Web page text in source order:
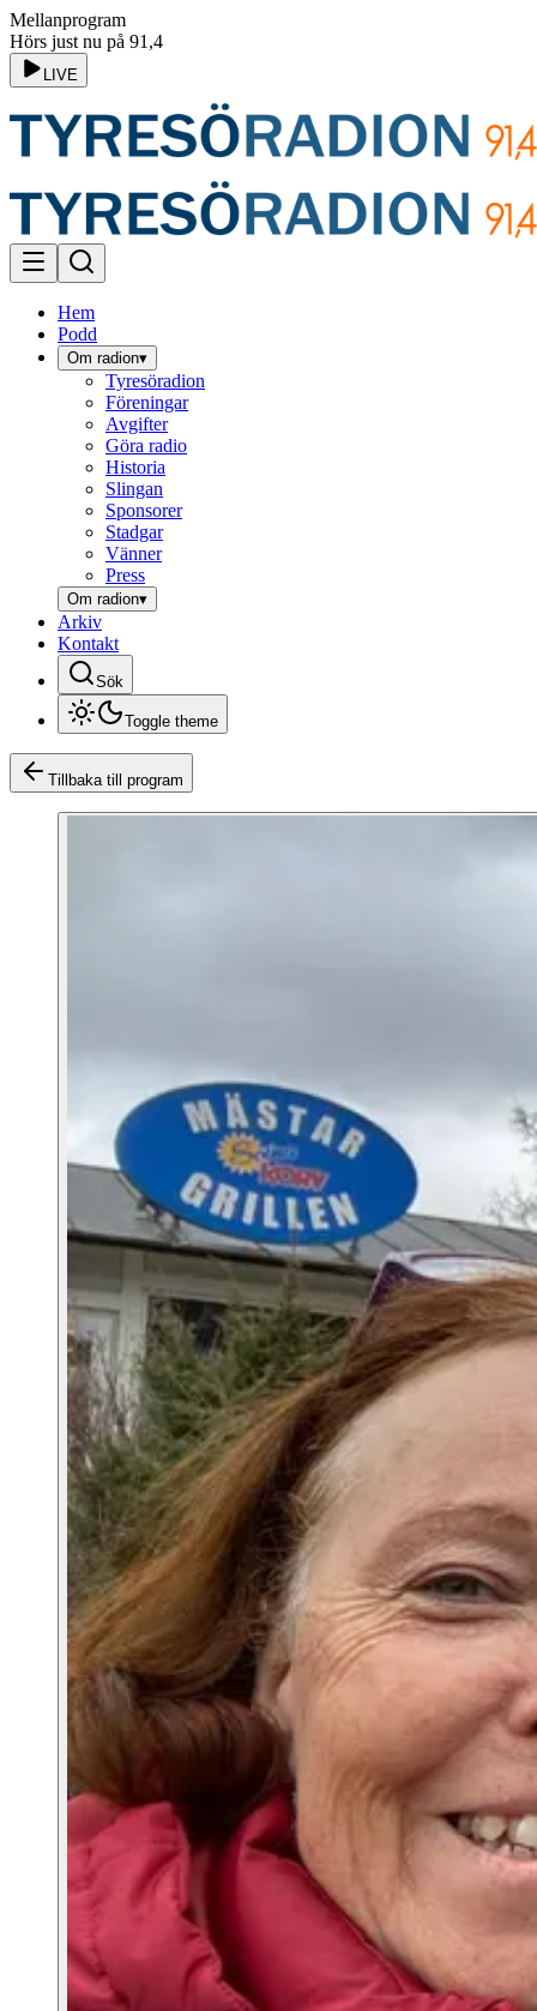
Mellanprogram
Hörs just nu på 91,4
LIVE
Hem
Podd
Om radion▾
Tyresöradion
Föreningar
Avgifter
Göra radio
Historia
Slingan
Sponsorer
Stadgar
Vänner
Press
Om radion▾
Arkiv
Kontakt
Sök
Toggle theme
Tillbaka till program